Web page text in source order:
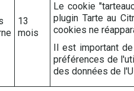
13
mois
Le cookie
plugin Tarte au
cookies ne
Il est important
préférences de
des données de